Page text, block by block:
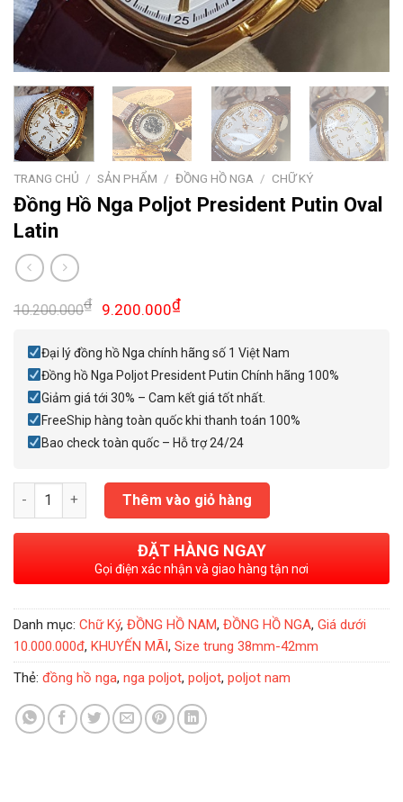
TRANG CHỦ / SẢN PHẨM / ĐỒNG HỒ NGA / CHỮ KÝ
Đồng Hồ Nga Poljot President Putin Oval
Latin
10.200.000₫
Giá
là:
10.200.000₫.
9.200.000₫Giá
tại
là:
9.200.000₫.
Đại lý đồng hồ Nga chính hãng số 1 Việt Nam
Đồng hồ Nga Poljot President Putin Chính hãng 100%
Giảm giá tới 30% – Cam kết giá tốt nhất.
FreeShip hàng toàn quốc khi thanh toán 100%
Bao check toàn quốc – Hỗ trợ 24/24
Đồng Hồ Nga Poljot President Putin Oval Latin số lượng
Thêm vào giỏ hàng
ĐẶT HÀNG NGAY
Gọi điện xác nhận và giao hàng tận nơi
Danh mục: Chữ Ký, ĐỒNG HỒ NAM, ĐỒNG HỒ NGA, Giá dưới
10.000.000đ, KHUYẾN MÃI, Size trung 38mm-42mm
Thẻ: đồng hồ nga, nga poljot, poljot, poljot nam